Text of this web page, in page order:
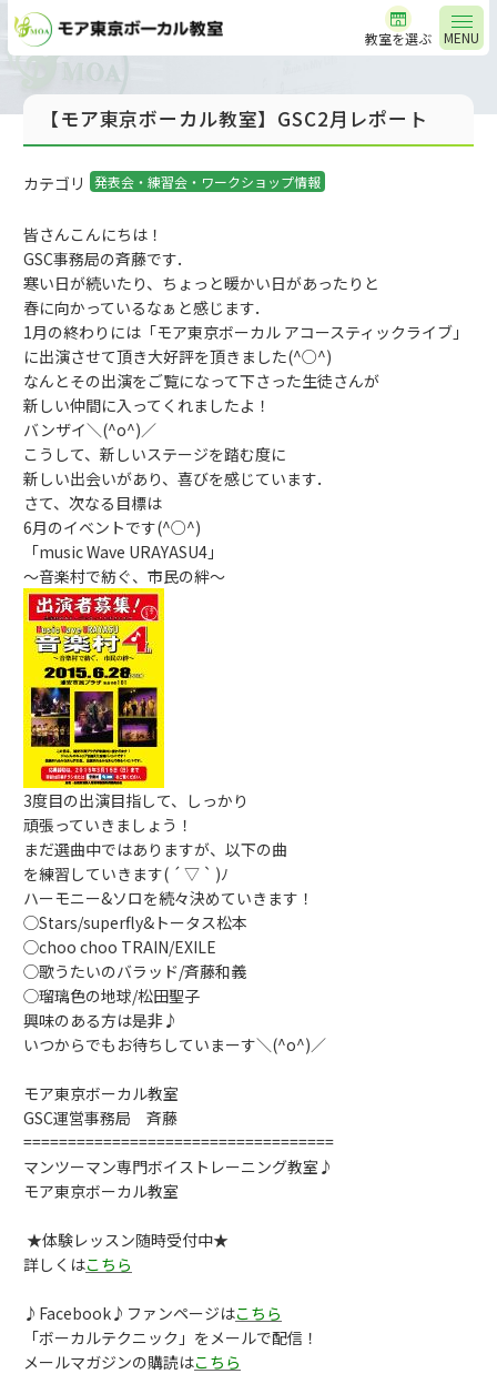
MENU
教室を選ぶ
【モア東京ボーカル教室】GSC2月レポート
カテゴリ 発表会・練習会・ワークショップ情報
皆さんこんにちは！
GSC事務局の斉藤です．
寒い日が続いたり、ちょっと暖かい日があったりと
春に向かっているなぁと感じます．
1月の終わりには「モア東京ボーカル アコースティックライブ」
に出演させて頂き大好評を頂きました(^○^)
なんとその出演をご覧になって下さった生徒さんが
新しい仲間に入ってくれましたよ！
バンザイ＼(^o^)／
こうして、新しいステージを踏む度に
新しい出会いがあり、喜びを感じています．
さて、次なる目標は
6月のイベントです(^○^)
「music Wave URAYASU4」
～音楽村で紡ぐ、市民の絆～
3度目の出演目指して、しっかり
頑張っていきましょう！
まだ選曲中ではありますが、以下の曲
を練習していきます( ´ ▽ ` )ﾉ
ハーモニー&ソロを続々決めていきます！
◯Stars/superfly&トータス松本
◯choo choo TRAIN/EXILE
◯歌うたいのバラッド/斉藤和義
◯瑠璃色の地球/松田聖子
興味のある方は是非♪
いつからでもお待ちしていまーす＼(^o^)／
モア東京ボーカル教室
GSC運営事務局 斉藤
===================================
マンツーマン専門ボイストレーニング教室♪
モア東京ボーカル教室
★体験レッスン随時受付中★
詳しくはこちら
♪Facebook♪ファンページはこちら
「ボーカルテクニック」をメールで配信！
メールマガジンの購読はこちら